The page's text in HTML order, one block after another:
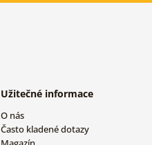
Užitečné informace
O nás
Často kladené dotazy